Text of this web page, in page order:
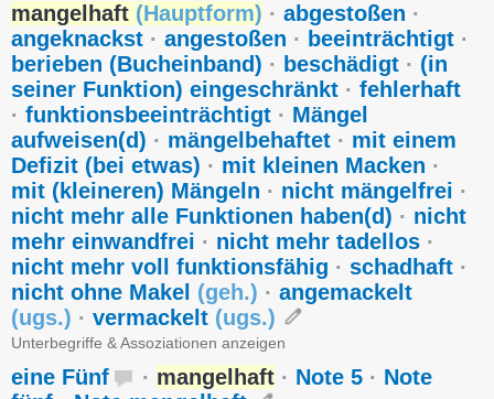
mangelhaft (Hauptform) · abgestoßen ·
angeknackst · angestoßen · beeinträchtigt ·
berieben (Bucheinband) · beschädigt · (in
seiner Funktion) eingeschränkt · fehlerhaft
· funktionsbeeinträchtigt · Mängel
aufweisen(d) · mängelbehaftet · mit einem
Defizit (bei etwas) · mit kleinen Macken ·
mit (kleineren) Mängeln · nicht mängelfrei ·
nicht mehr alle Funktionen haben(d) · nicht
mehr einwandfrei · nicht mehr tadellos ·
nicht mehr voll funktionsfähig · schadhaft ·
nicht ohne Makel (geh.) · angemackelt
(ugs.) · vermackelt (ugs.)
Unterbegriffe & Assoziationen anzeigen
eine Fünf · mangelhaft · Note 5 · Note